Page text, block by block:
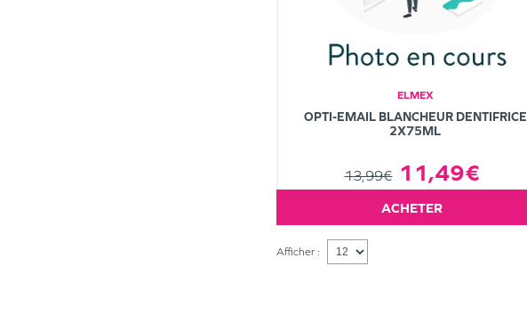
ELMEX
OPTI-EMAIL BLANCHEUR DENTIFRICE
2X75ML
13,99€ 11,49€
ACHETER
Afficher :